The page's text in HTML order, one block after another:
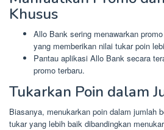
Khusus
Allo Bank sering menawarkan
yang memberikan nilai tukar poin
Pantau aplikasi Allo Bank secara
promo terbaru.
Tukarkan Poin dalam
Biasanya, menukarkan poin dalam jumlah
tukar yang lebih baik dibandingkan